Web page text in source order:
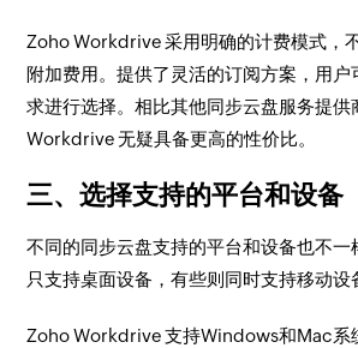
Zoho Workdrive 采用明确的计费模式，
附加费用。提供了灵活的订阅方案，用户
求进行选择。相比其他同步云盘服务提供
Workdrive 无疑具备更高的性价比。
三、选择支持的平台和设备
不同的同步云盘支持的平台和设备也不一
只支持桌面设备，有些则同时支持移动设
Zoho Workdrive 支持Windows和Mac系